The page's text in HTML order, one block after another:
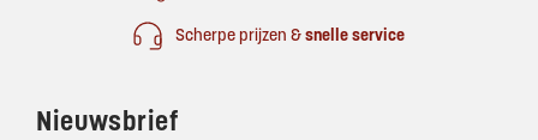
Scherpe prijzen & snelle service
Nieuwsbrief